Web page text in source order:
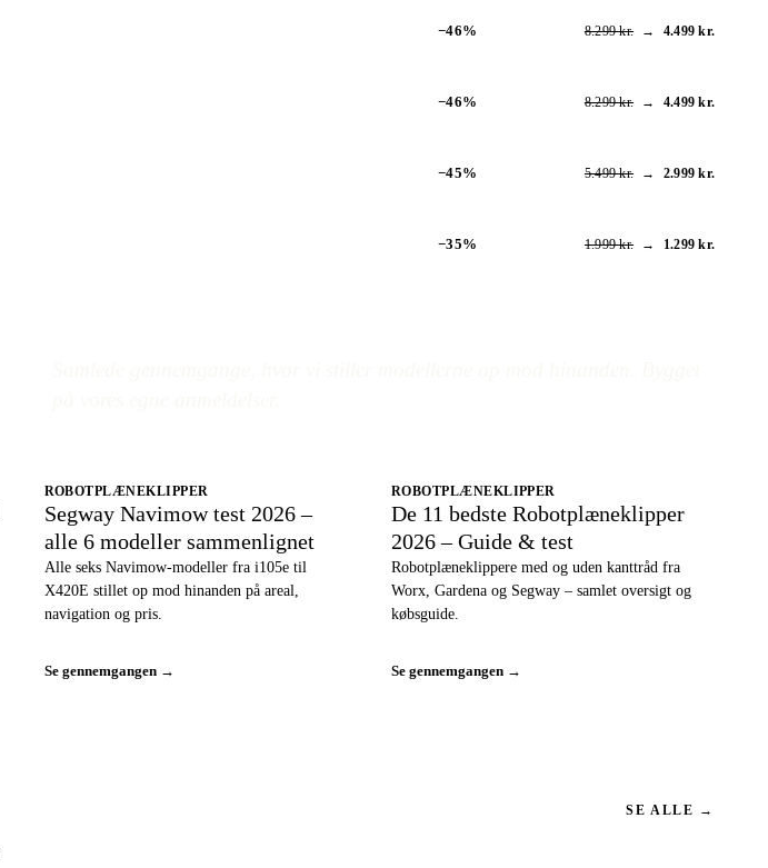
−46% 8.299 kr. → 4.499 kr.
−46% 8.299 kr. → 4.499 kr.
−45% 5.499 kr. → 2.999 kr.
−35% 1.999 kr. → 1.299 kr.
ROBOTPLÆNEKLIPPER
Segway Navimow test 2026 –
alle 6 modeller sammenlignet
Alle seks Navimow-modeller fra i105e til
X420E stillet op mod hinanden på areal,
navigation og pris.
Se gennemgangen →
ROBOTPLÆNEKLIPPER
De 11 bedste Robotplæneklipper
2026 – Guide & test
Robotplæneklippere med og uden kanttråd fra
Worx, Gardena og Segway – samlet oversigt og
købsguide.
Se gennemgangen →
SE ALLE →